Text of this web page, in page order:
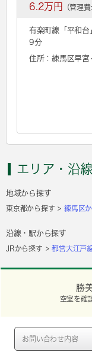
6.2万円 （管理
有楽町線「 平和台
9分
住所：練馬区早宮
エリア・沿
地域から探す
東京都から探す 練馬区
沿線・駅から探す
JRから探す 都営大江戸
勝
空室を確